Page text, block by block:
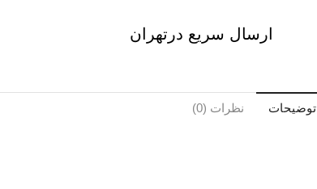
ارسال سریع درتهران
توضیحات نظرات (0)